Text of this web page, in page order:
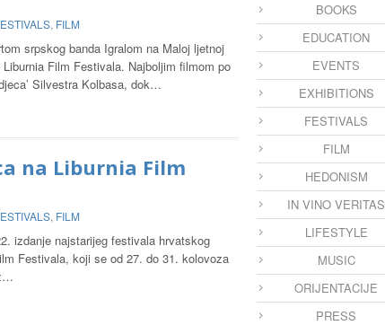
, FILM
srpskog banda Igralom na Maloj ljetnoj
Film Festivala. Najboljim filmom po
Silvestra Kolbasa, dok…
na Liburnia Film
, FILM
izdanje najstarijeg festivala hrvatskog
Festivala, koji se od 27. do 31. kolovoza
BOOKS
EDUCATION
EVENTS
EXHIBITIONS
FESTIVALS
FILM
HEDONISM
IN VINO VERITAS
LIFESTYLE
MUSIC
ORIJENTACIJE
PRESS